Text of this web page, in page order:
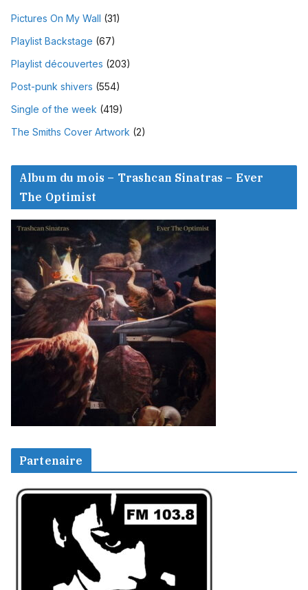
Pictures On My Wall (31)
Playlist Backstage (67)
Playlist découvertes (203)
Post-punk shivers (554)
Single of the week (419)
The Smiths Cover Artwork (2)
Album du mois – Trashcan Sinatras – Ever
The Optimist
Partenaire